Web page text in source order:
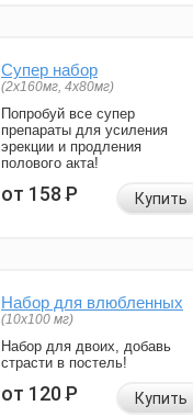
Супер набор
(2х160мг, 4х80мг)
Попробуй все супер
препараты для усиления
эрекции и продления
полового акта!
от 158Р Купить
Набор для влюбленных
(10х100 мг)
Набор для двоих, добавь
страсти в постель!
от 120Р Купить